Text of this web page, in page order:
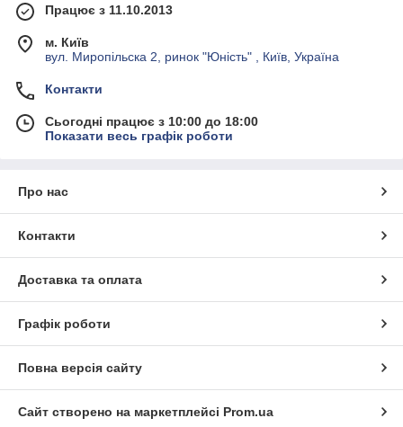
клем:інструмент зі змінними матрицями під різні типи
Інструмент для обтиску автоклем:спеціалізовані
кліщі для роботи з автомобільною проводкою.
Обтискачі для комп'ютерних мереж (RJ45):
Працює з 11.10.2013
м. Київ
вул. Миропільска 2, ринок "Юність" , Київ, Україна
Контакти
Сьогодні працює з 10:00 до 18:00
Показати весь графік роботи
Про нас
Контакти
Доставка та оплата
Графік роботи
Повна версія сайту
Сайт створено на маркетплейсі Prom.ua